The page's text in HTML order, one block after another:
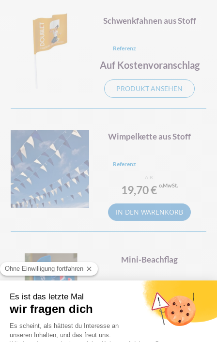
Schwenkfahnen aus Stoff
Referenz
Auf Kostenvoranschlag
PRODUKT ANSEHEN
Wimpelkette aus Stoff
Referenz
AB
19,70 €
IN DEN WARENKORB
Mini-Beachflag
AB
29,90 €